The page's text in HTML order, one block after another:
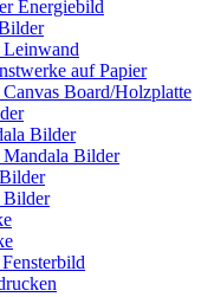
Energiebild
auf Papier
Board/Holzplatte
Bilder
Bilder
Bilder